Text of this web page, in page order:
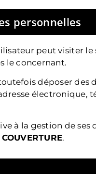
personnelles
peut visiter
le concernant.
déposer des
à la gestion de
.